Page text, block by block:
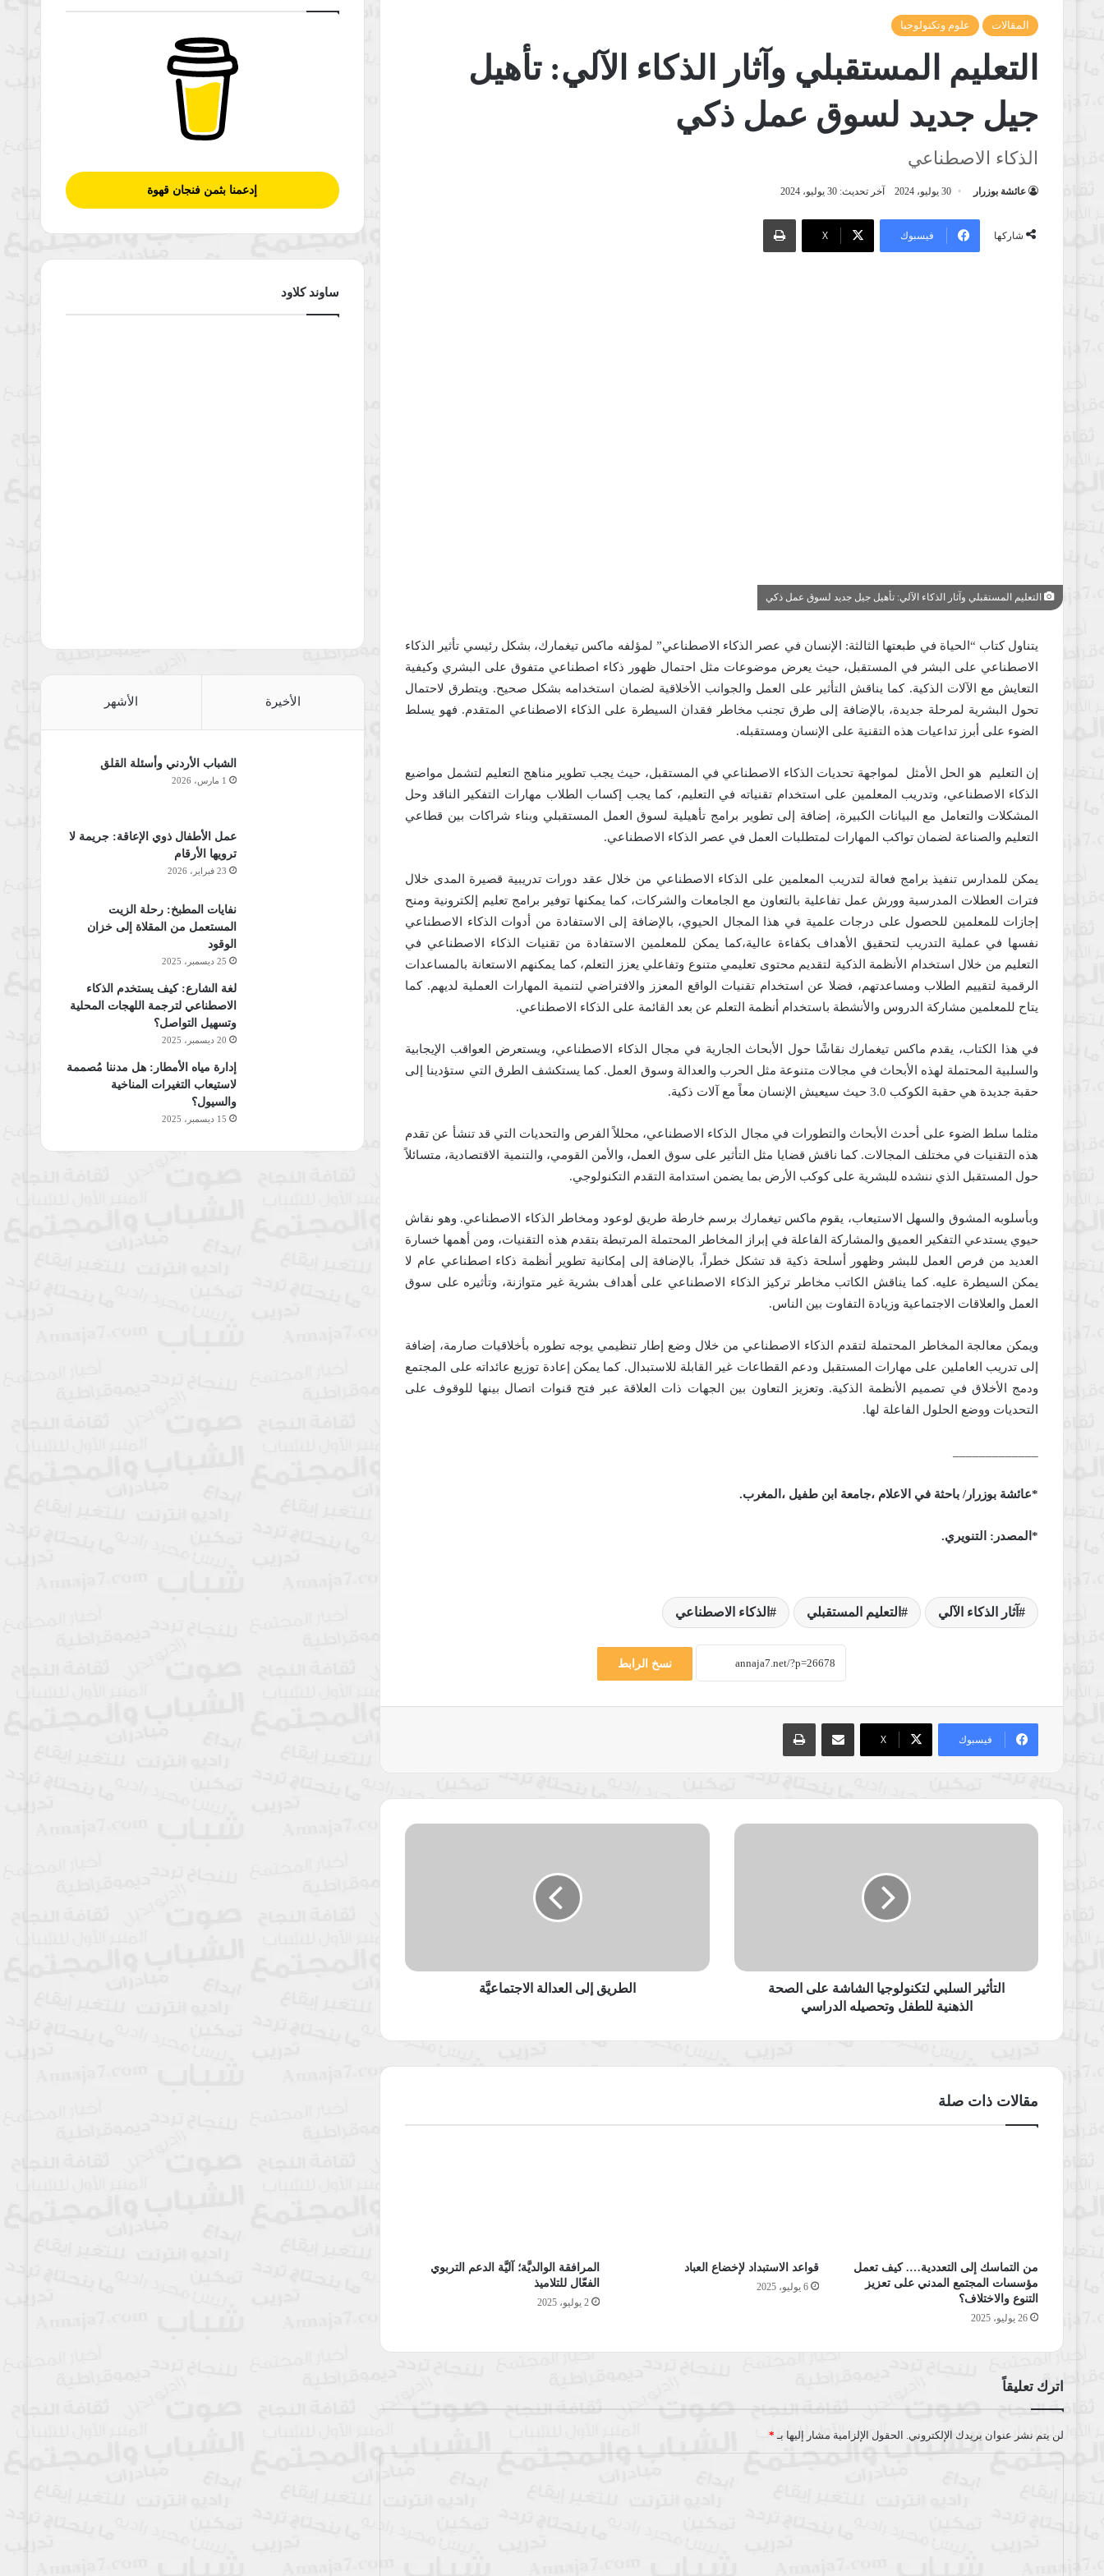
المقالات علوم وتكنولوجيا
التعليم المستقبلي وآثار الذكاء الآلي: تأهيل
جيل جديد لسوق عمل ذكي
الذكاء الاصطناعي
عائشة بوزرار 30 يوليو، 2024 آخر تحديث: 30 يوليو، 2024
شاركها فيسبوك ‫X
طباعة
التعليم المستقبلي وآثار الذكاء الآلي: تأهيل جيل جديد لسوق عمل ذكي
يتناول كتاب “الحياة في طبعتها الثالثة: الإنسان في عصر الذكاء الاصطناعي” لمؤلفه ماكس تيغمارك، بشكل رئيسي تأثير الذكاء
الاصطناعي على البشر في المستقبل، حيث يعرض موضوعات مثل احتمال ظهور ذكاء اصطناعي متفوق على البشري وكيفية
التعايش مع الآلات الذكية. كما يناقش التأثير على العمل والجوانب الأخلاقية لضمان استخدامه بشكل صحيح. ويتطرق لاحتمال
تحول البشرية لمرحلة جديدة، بالإضافة إلى طرق تجنب مخاطر فقدان السيطرة على الذكاء الاصطناعي المتقدم. فهو يسلط
الضوء على أبرز تداعيات هذه التقنية على الإنسان ومستقبله.
إن التعليم هو الحل الأمثل لمواجهة تحديات الذكاء الاصطناعي في المستقبل، حيث يجب تطوير مناهج التعليم لتشمل مواضيع
الذكاء الاصطناعي، وتدريب المعلمين على استخدام تقنياته في التعليم، كما يجب إكساب الطلاب مهارات التفكير الناقد وحل
المشكلات والتعامل مع البيانات الكبيرة، إضافة إلى تطوير برامج تأهيلية لسوق العمل المستقبلي وبناء شراكات بين قطاعي
التعليم والصناعة لضمان تواكب المهارات لمتطلبات العمل في عصر الذكاء الاصطناعي.
يمكن للمدارس تنفيذ برامج فعالة لتدريب المعلمين على الذكاء الاصطناعي من خلال عقد دورات تدريبية قصيرة المدى خلال
فترات العطلات المدرسية وورش عمل تفاعلية بالتعاون مع الجامعات والشركات، كما يمكنها توفير برامج تعليم إلكترونية ومنح
إجازات للمعلمين للحصول على درجات علمية في هذا المجال الحيوي، بالإضافة إلى الاستفادة من أدوات الذكاء الاصطناعي
نفسها في عملية التدريب لتحقيق الأهداف بكفاءة عالية،كما يمكن للمعلمين الاستفادة من تقنيات الذكاء الاصطناعي في
التعليم من خلال استخدام الأنظمة الذكية لتقديم محتوى تعليمي متنوع وتفاعلي يعزز التعلم، كما يمكنهم الاستعانة بالمساعدات
الرقمية لتقييم الطلاب ومساعدتهم، فضلا عن استخدام تقنيات الواقع المعزز والافتراضي لتنمية المهارات العملية لديهم. كما
يتاح للمعلمين مشاركة الدروس والأنشطة باستخدام أنظمة التعلم عن بعد القائمة على الذكاء الاصطناعي.
في هذا الكتاب، يقدم ماكس تيغمارك نقاشًا حول الأبحاث الجارية في مجال الذكاء الاصطناعي، ويستعرض العواقب الإيجابية
والسلبية المحتملة لهذه الأبحاث في مجالات متنوعة مثل الحرب والعدالة وسوق العمل. كما يستكشف الطرق التي ستؤدينا إلى
حقبة جديدة هي حقبة الكوكب 3.0 حيث سيعيش الإنسان معاً مع آلات ذكية.
مثلما سلط الضوء على أحدث الأبحاث والتطورات في مجال الذكاء الاصطناعي، محللاً الفرص والتحديات التي قد تنشأ عن تقدم
هذه التقنيات في مختلف المجالات. كما ناقش قضايا مثل التأثير على سوق العمل، والأمن القومي، والتنمية الاقتصادية، متسائلاً
حول المستقبل الذي ننشده للبشرية على كوكب الأرض بما يضمن استدامة التقدم التكنولوجي.
وبأسلوبه المشوق والسهل الاستيعاب، يقوم ماكس تيغمارك برسم خارطة طريق لوعود ومخاطر الذكاء الاصطناعي. وهو نقاش
حيوي يستدعي التفكير العميق والمشاركة الفاعلة في إبراز المخاطر المحتملة المرتبطة بتقدم هذه التقنيات، ومن أهمها خسارة
العديد من فرص العمل للبشر وظهور أسلحة ذكية قد تشكل خطراً، بالإضافة إلى إمكانية تطوير أنظمة ذكاء اصطناعي عام لا
يمكن السيطرة عليه. كما يناقش الكاتب مخاطر تركيز الذكاء الاصطناعي على أهداف بشرية غير متوازنة، وتأثيره على سوق
العمل والعلاقات الاجتماعية وزيادة التفاوت بين الناس.
ويمكن معالجة المخاطر المحتملة لتقدم الذكاء الاصطناعي من خلال وضع إطار تنظيمي يوجه تطوره بأخلاقيات صارمة، إضافة
إلى تدريب العاملين على مهارات المستقبل ودعم القطاعات غير القابلة للاستبدال. كما يمكن إعادة توزيع عائداته على المجتمع
ودمج الأخلاق في تصميم الأنظمة الذكية. وتعزيز التعاون بين الجهات ذات العلاقة عبر فتح قنوات اتصال بينها للوقوف على
التحديات ووضع الحلول الفاعلة لها.
*عائشة بوزرار/ باحثة في الاعلام ،جامعة ابن طفيل ،المغرب.
*المصدر: التنويري.
آثار الذكاء الآلي التعليم المستقبلي الذكاء الاصطناعي
نسخ الرابط
فيسبوك ‫X
مشاركة عبر البريد طباعة
التأثير
وتحصيله
الدراسيالتأثير السلبي لتكنولوجيا الشاشة على الصحة
الذهنية للطفل وتحصيله الدراسي
الطريق
الطريق إلى العدالة الاجتماعيَّة
مقالات ذات صلة
من التماسك إلى التعددية…. كيف تعمل
مؤسسات المجتمع المدني على تعزيز
التنوع والاختلاف؟
26 يوليو، 2025
قواعد الاستبداد لإخضاع العباد
6 يوليو، 2025
المرافقة الوالديَّة؛ آليَّة الدعم التربوي
الفعّال للتلاميذ
2 يوليو، 2025
اترك تعليقاً
لن يتم نشر عنوان بريدك الإلكتروني. الحقول الإلزامية مشار إليها بـ *
إدعمنا بثمن فنجان قهوة
ساوند كلاود
الأخيرة الأشهر
الشباب الأردني وأسئلة القلق
1 مارس، 2026
عمل الأطفال ذوي الإعاقة: جريمة لا
ترويها الأرقام
23 فبراير، 2026
نفايات المطبخ: رحلة الزيت
المستعمل من المقلاة إلى خزان
الوقود
25 ديسمبر، 2025
لغة الشارع: كيف يستخدم الذكاء
الاصطناعي لترجمة اللهجات المحلية
وتسهيل التواصل؟
20 ديسمبر، 2025
إدارة مياه الأمطار: هل مدننا مُصممة
لاستيعاب التغيرات المناخية
والسيول؟
15 ديسمبر، 2025